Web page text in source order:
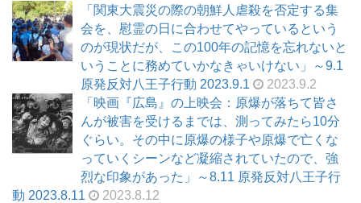
「関東大震災の際の朝鮮人虐殺を否定する集
会を、慰霊の日に合わせてやっているという
のが現状だが、この100年の記憶を忘れないと
いうことに務めていかなきゃいけない」～9.1
原発反対八王子行動 2023.9.1
2023.9.2
「映画『広島』の上映会：原爆が落ちて皆さ
んが被害を受けるまでは、測ってみたら10分
ぐらい。その中に原爆の様子や原爆で亡くな
っていくシーンなど凝縮されていたので、強
烈な印象があった」～8.11 原発反対八王子行
動 2023.8.11
2023.8.12